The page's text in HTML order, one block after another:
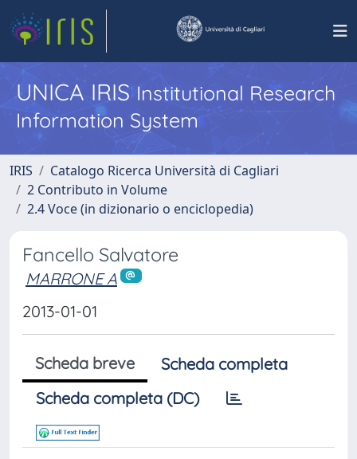
UNICA IRISInstitutional Research
Information System
IRIS
Catalogo Ricerca Università di Cagliari
2 Contributo in Volume
2.4 Voce (in dizionario o enciclopedia)
Fancello Salvatore
MARRONE A
2013-01-01
Scheda breve
Scheda completa
Scheda completa (DC)